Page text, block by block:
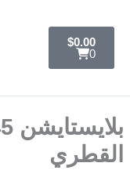
إلى
المحتوى
$0.00
0
a
r
t
القطري
جرب ForceAJ الآن 🚀